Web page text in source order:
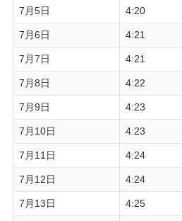
7月5日 4:20
7月6日 4:21
7月7日 4:21
7月8日 4:22
7月9日 4:23
7月10日 4:23
7月11日 4:24
7月12日 4:24
7月13日 4:25